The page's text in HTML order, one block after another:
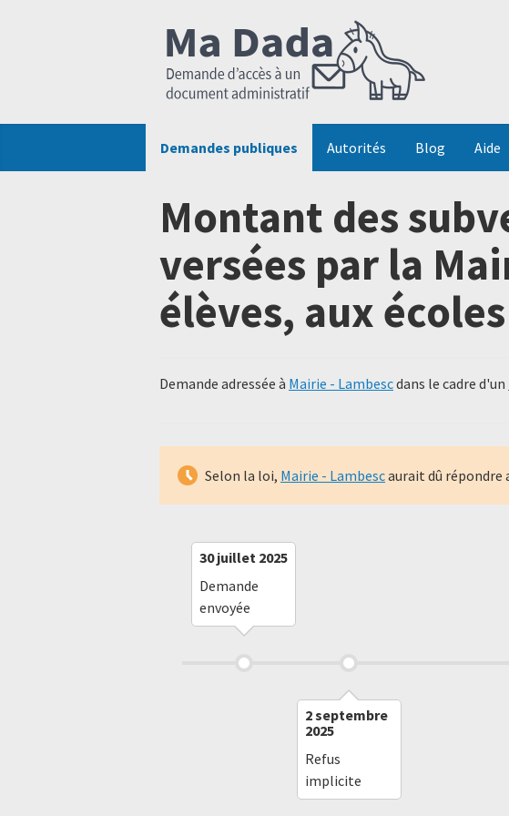
Demandes publiques Autorités Blog Aide
Montant des
versées par la
élèves, aux
Demande adressée à Mairie - Lambescdans le cadre d'un
Selon la loi, Mairie - Lambescaurait dû répondre
30 juillet 2025
Demande
envoyée
2 septembre
2025
Refus
implicite